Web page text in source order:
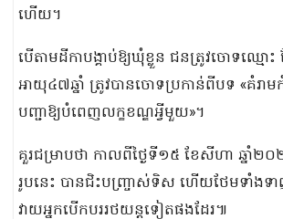
ហើយ។
បើតាមដីកាបង្គាប់ឱ្យឃុំខ្លួន ជនត្រូវចោទឈ្ម
អាយុ៤៧ឆ្នាំ ត្រូវបានចោទប្រកាន់ពីបទ «គំរ
បញ្ជាឱ្យបំពេញលក្ខខណ្ឌអ្វីមួយ»។
គួរជម្រាបថា កាលពីថ្ងៃទី១៥ ខែសីហា ឆ្នាំ២
រូបនេះ បានជិះបញ្ច្រាស់ទិស ហើយថែមទាំងទ
វាយអ្នកបើកបររថយន្ដទៀតផងដែរ៕